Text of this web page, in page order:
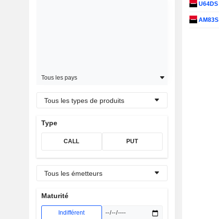
Tous les pays
Tous les types de produits
Type
CALL PUT
Tous les émetteurs
Maturité
Indifférent
U64DS
AM83S